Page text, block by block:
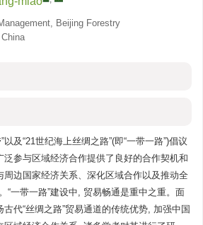
Beijing Forestry
以及“21世纪海上丝绸之路”(即“一带一路”)倡议
泛参与区域经济合作提供了良好的合作契机和
边国家经济关系、深化区域合作以及推动全
“一带一路”建设中, 贸易畅通是重中之重。面
代“丝绸之路”贸易通道的传统优势, 加强中国